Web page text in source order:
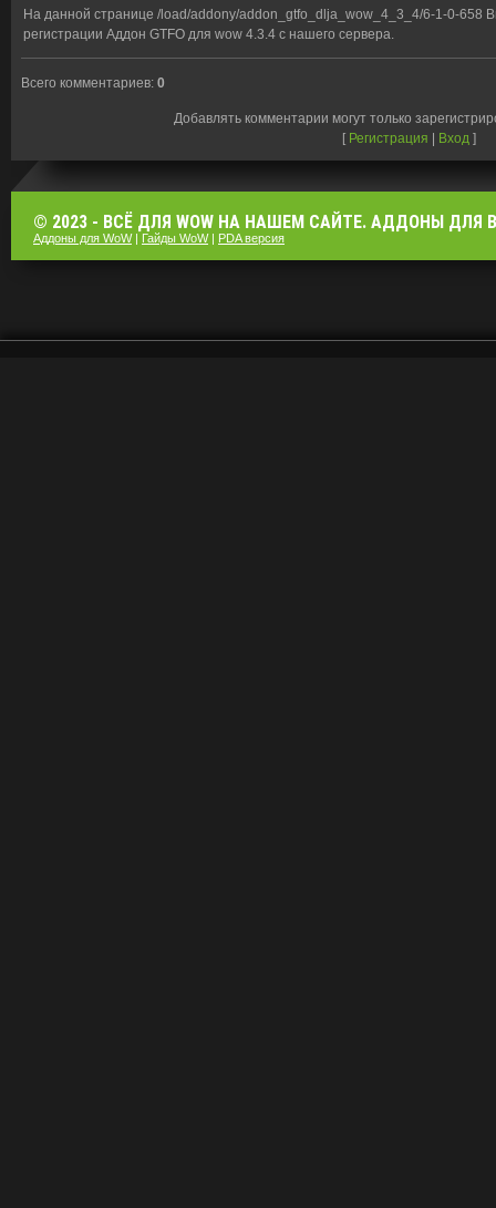
На данной странице /load/addony/addon_gtfo_dlja_wow_4_3_4/6-1-0-658
регистрации Аддон GTFO для wow 4.3.4 с нашего сервера.
Всего комментариев: 0
Добавлять комментарии могут только
[ Регистрация | Вход ]
© 2023 - ВСЁ ДЛЯ WOW НА НАШЕМ САЙТЕ. АДДОНЫ ДЛЯ
Аддоны для WoW| Гайды WoW| PDA версия